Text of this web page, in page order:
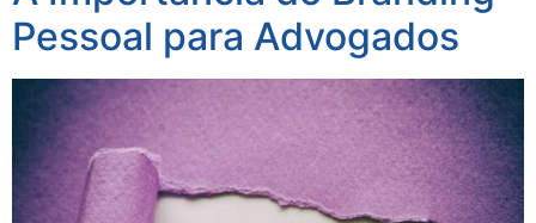
Pessoal para Advogados